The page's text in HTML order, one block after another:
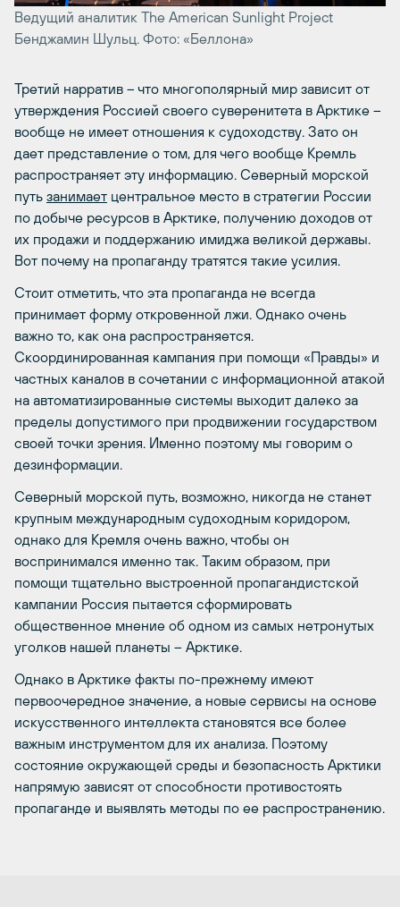
Ведущий аналитик The American Sunlight Project
Бенджамин Шульц. Фото: «Беллона»
Третий нарратив – что многополярный мир зависит от
утверждения Россией своего суверенитета в Арктике –
вообще не имеет отношения к судоходству. Зато он
дает представление о том, для чего вообще Кремль
распространяет эту информацию. Северный морской
путь занимает центральное место в стратегии России
по добыче ресурсов в Арктике, получению доходов от
их продажи и поддержанию имиджа великой державы.
Вот почему на пропаганду тратятся такие усилия.
Стоит отметить, что эта пропаганда не всегда
принимает форму откровенной лжи. Однако очень
важно то, как она распространяется.
Скоординированная кампания при помощи «Правды» и
частных каналов в сочетании с информационной атакой
на автоматизированные системы выходит далеко за
пределы допустимого при продвижении государством
своей точки зрения. Именно поэтому мы говорим о
дезинформации.
Северный морской путь, возможно, никогда не станет
крупным международным судоходным коридором,
однако для Кремля очень важно, чтобы он
воспринимался именно так. Таким образом, при
помощи тщательно выстроенной пропагандистской
кампании Россия пытается сформировать
общественное мнение об одном из самых нетронутых
уголков нашей планеты – Арктике.
Однако в Арктике факты по-прежнему имеют
первоочередное значение, а новые сервисы на основе
искусственного интеллекта становятся все более
важным инструментом для их анализа. Поэтому
состояние окружающей среды и безопасность Арктики
напрямую зависят от способности противостоять
пропаганде и выявлять методы по ее распространению.